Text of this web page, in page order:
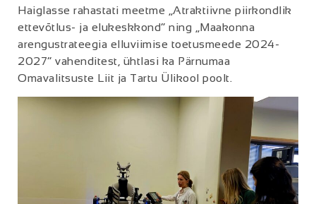
Haiglasse rahastati meetme „Atraktiivne piirkondlik
ettevõtlus- ja elukeskkond“ ning „Maakonna
arengustrateegia elluviimise toetusmeede 2024-
2027“ vahenditest, ühtlasi ka Pärnumaa
Omavalitsuste Liit ja Tartu Ülikool poolt.